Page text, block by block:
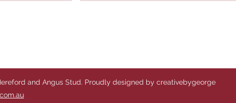
and Angus Stud. Proudly designed by creativebygeorge